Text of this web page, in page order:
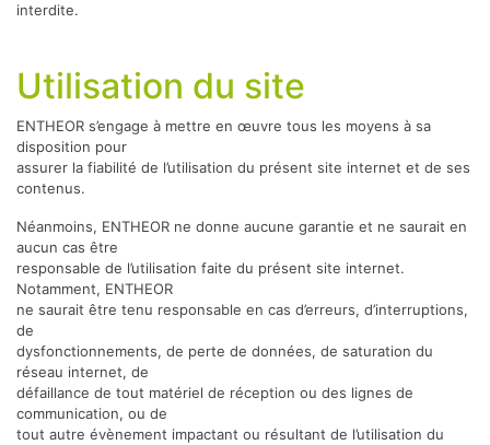
interdite.
Utilisation du site
ENTHEOR s’engage à mettre en œuvre tous les moyens à sa
disposition pour
assurer la fiabilité de l’utilisation du présent site internet et de ses
contenus.
Néanmoins, ENTHEOR ne donne aucune garantie et ne saurait en
aucun cas être
responsable de l’utilisation faite du présent site internet.
Notamment, ENTHEOR
ne saurait être tenu responsable en cas d’erreurs, d’interruptions,
de
dysfonctionnements, de perte de données, de saturation du
réseau internet, de
défaillance de tout matériel de réception ou des lignes de
communication, ou de
tout autre évènement impactant ou résultant de l’utilisation du